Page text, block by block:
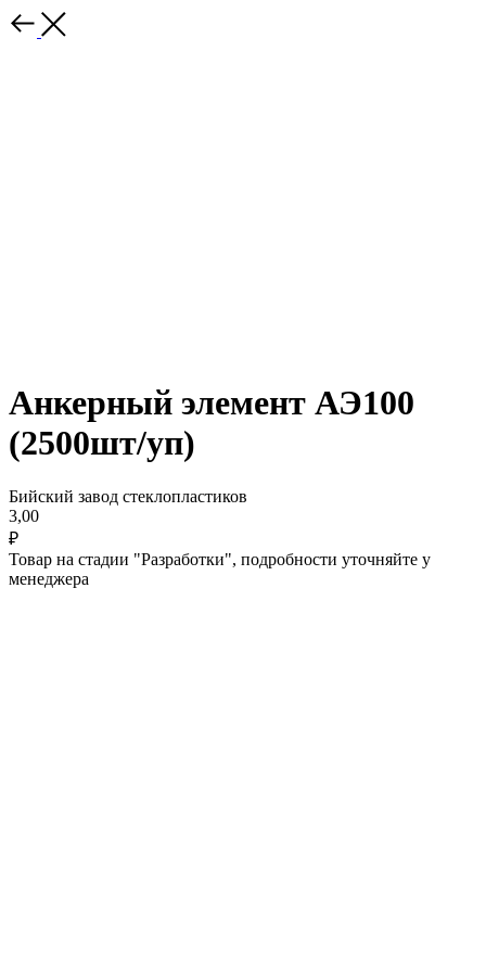
Анкерный элемент АЭ100
(2500шт/уп)
Бийский завод стеклопластиков
3,00
₽
Товар на стадии "Разработки", подробности уточняйте у
менеджера